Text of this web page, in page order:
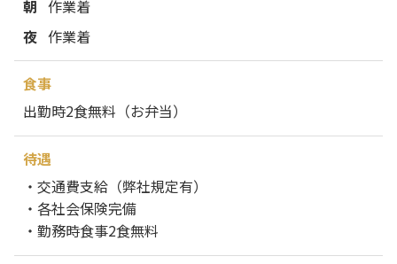
朝 作業着
夜 作業着
食事
出勤時2食無料（お弁当）
待遇
・交通費支給（弊社規定有）
・各社会保険完備
・勤務時食事2食無料